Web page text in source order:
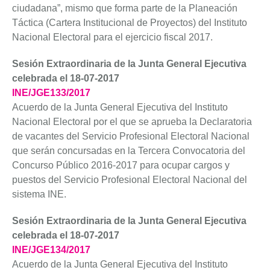
ciudadana”, mismo que forma parte de la Planeación
Táctica (Cartera Institucional de Proyectos) del Instituto
Nacional Electoral para el ejercicio fiscal 2017.
Sesión Extraordinaria de la Junta General Ejecutiva
celebrada el 18-07-2017
INE/JGE133/2017
Acuerdo de la Junta General Ejecutiva del Instituto
Nacional Electoral por el que se aprueba la Declaratoria
de vacantes del Servicio Profesional Electoral Nacional
que serán concursadas en la Tercera Convocatoria del
Concurso Público 2016-2017 para ocupar cargos y
puestos del Servicio Profesional Electoral Nacional del
sistema INE.
Sesión Extraordinaria de la Junta General Ejecutiva
celebrada el 18-07-2017
INE/JGE134/2017
Acuerdo de la Junta General Ejecutiva del Instituto